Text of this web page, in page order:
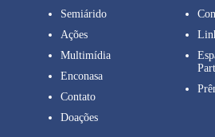
Semiárido
Ações
Multimídia
Enconasa
Contato
Doações